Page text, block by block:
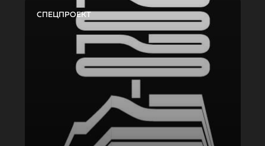
СПЕЦПРОЕКТ